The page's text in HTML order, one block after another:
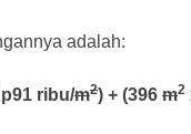
adalah:
ribu/m2) + (396 m2